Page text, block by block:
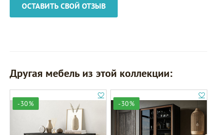
ОСТАВИТЬ СВОЙ ОТЗЫВ
Другая мебель из этой коллекции:
-30% -30%